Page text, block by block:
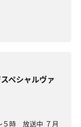
ペシャルヴァ
５時 放送中 ７月